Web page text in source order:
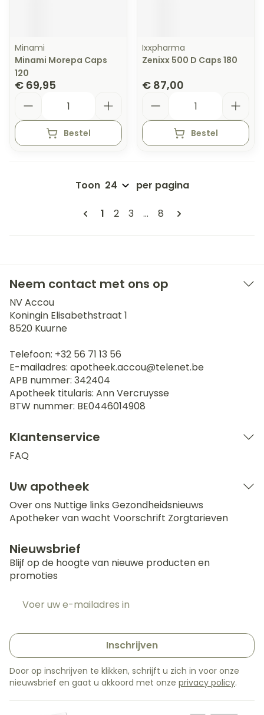
Minami
Minami Morepa Caps
120
€ 69,95
Bestel
Ixxpharma
Zenixx 500 D Caps 180
€ 87,00
Bestel
Pagina's
U lees momenteel pagina
1 Pagina
2 Pagina
3 ... Pagina
8
Toon per pagina
Neem contact met ons op
NV Accou
Koningin Elisabethstraat 1
8520 Kuurne
Telefoon: +32 56 71 13 56
E-mailadres: apotheek.accou@telenet.be
APB nummer: 342404
Apotheek titularis: Ann Vercruysse
BTW nummer: BE0446014908
Klantenservice
FAQ
Uw apotheek
Over ons Nuttige links Gezondheidsnieuws
Apotheker van wacht Voorschrift Zorgtarieven
Nieuwsbrief
Blijf op de hoogte van nieuwe producten en
promoties
Inschrijven
Door op inschrijven te klikken, schrijft u zich in voor onze
nieuwsbrief en gaat u akkoord met onze privacy policy.